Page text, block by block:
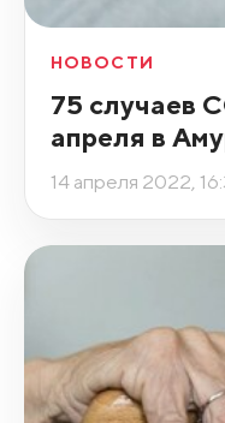
НОВОСТИ
75 случаев
апреля в
14 апреля 2022,